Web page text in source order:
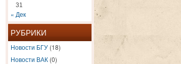
31
« Дек
РУБРИКИ
Новости БГУ (18)
Новости ВАК (0)